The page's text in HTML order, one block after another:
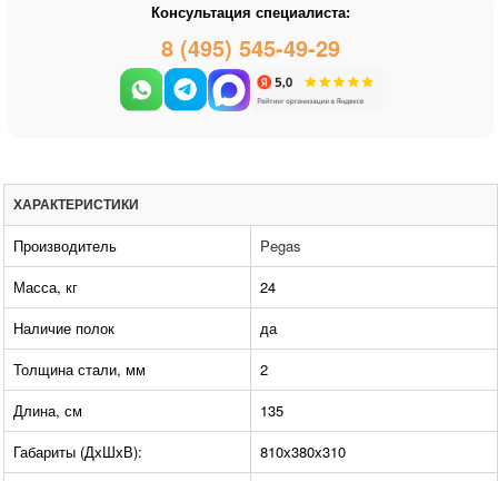
Консультация специалиста:
8 (495) 545-49-29
ХАРАКТЕРИСТИКИ
Производитель
Pegas
Масса, кг
24
Наличие полок
да
Толщина стали, мм
2
Длина, см
135
Габариты (ДхШхВ):
810х380х310